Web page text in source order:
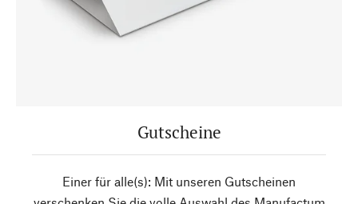
Gutscheine
Einer für alle(s): Mit unseren Gutscheinen